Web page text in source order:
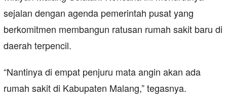
sejalan dengan agenda pemerintah pusat yang
berkomitmen membangun ratusan rumah sakit baru di
daerah terpencil.
“Nantinya di empat penjuru mata angin akan ada
rumah sakit di Kabupaten Malang,” tegasnya.